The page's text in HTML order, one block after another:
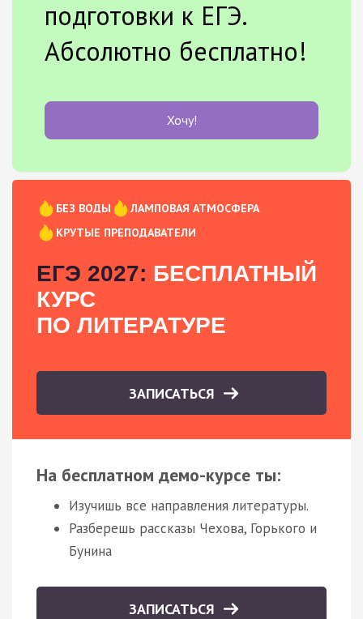
подготовки к ЕГЭ.
Абсолютно бесплатно!
Хочу!
БЕЗ ВОДЫ
ЛАМПОВАЯ АТМОСФЕРА
КРУТЫЕ ПРЕПОДАВАТЕЛИ
ЕГЭ 2027: БЕСПЛАТНЫЙ
КУРС
ПО ЛИТЕРАТУРЕ
ЗАПИСАТЬСЯ
На бесплатном демо-курсе ты:
Изучишь все направления литературы.
Разберешь рассказы Чехова, Горького и
Бунина
ЗАПИСАТЬСЯ